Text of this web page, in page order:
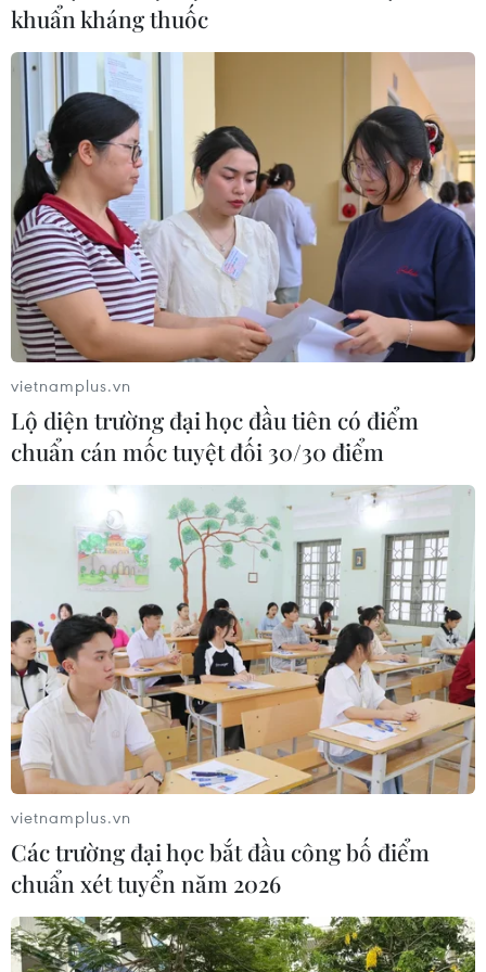
Việt Nam thua đậm Philippines 0-4 ở bán
kết bóng đá nữ Đông Nam Á
15/07/2022 14:19
Đội tuyển nữ Việt Nam đã trở thành cựu vô địch giải
bóng đá nữ Đông Nam Á 2022 sau khi để thua đậm
chủ nhà Philippines 0-4 trong trận bán kết diễn ra trận
sân Rizal Memorial.
khuẩn kháng thuốc
vietnamplus.vn
Lộ diện trường đại học đầu tiên có điểm
chuẩn cán mốc tuyệt đối 30/30 điểm
vietnamplus.vn
Các trường đại học bắt đầu công bố điểm
chuẩn xét tuyển năm 2026